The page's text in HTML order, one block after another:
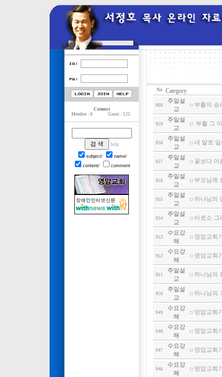
Connect
Member : 0
Guest : 122
help
subject/
name/
content/
comment
No Category
960
주일설
교
부활의 승
959
주일설
교
부활 그
958
주일설
교
네 발로
957
주일설
교
꽃보다 아
956
주일설
교
부모님께
955
주일설
교
하나님의
954
주일설
교
비로소 그
953
수요강
해
영암교회
952
수요강
해
영암교회
951
주일설
교
하나님의
950
주일설
교
하나님의
949
수요강
해
영암교회
948
수요강
해
영암교회
947
수요강
해
영암교회
946
수요강
해
영암교회